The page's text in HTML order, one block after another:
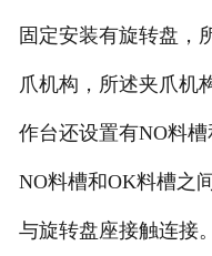
固定安装有旋转盘，
爪机构，所述夹爪机
作台还设置有NO料
NO料槽和OK料槽之
与旋转盘座接触连接